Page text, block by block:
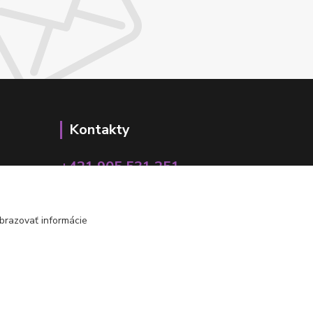
Kontakty
+421 905 531 251
informácie